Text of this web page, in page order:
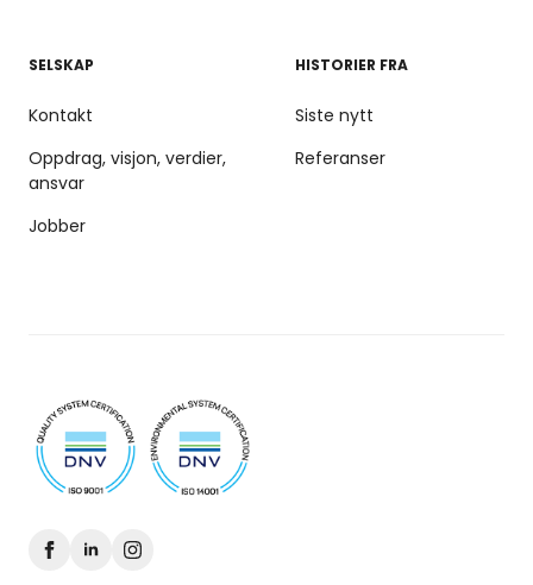
SELSKAP
Kontakt
Oppdrag, visjon, verdier,
ansvar
Jobber
HISTORIER FRA
Siste nytt
Referanser